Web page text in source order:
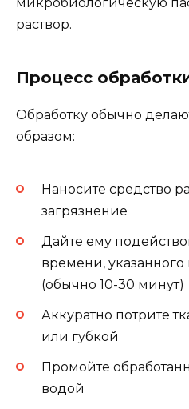
микробиологическую
раствор.
Процесс
Обработку обычно
образом:
Наносите средство
загрязнение
Дайте ему
времени,
(обычно 10-30 минут)
Аккуратно потрите
или губкой
Промойте
водой